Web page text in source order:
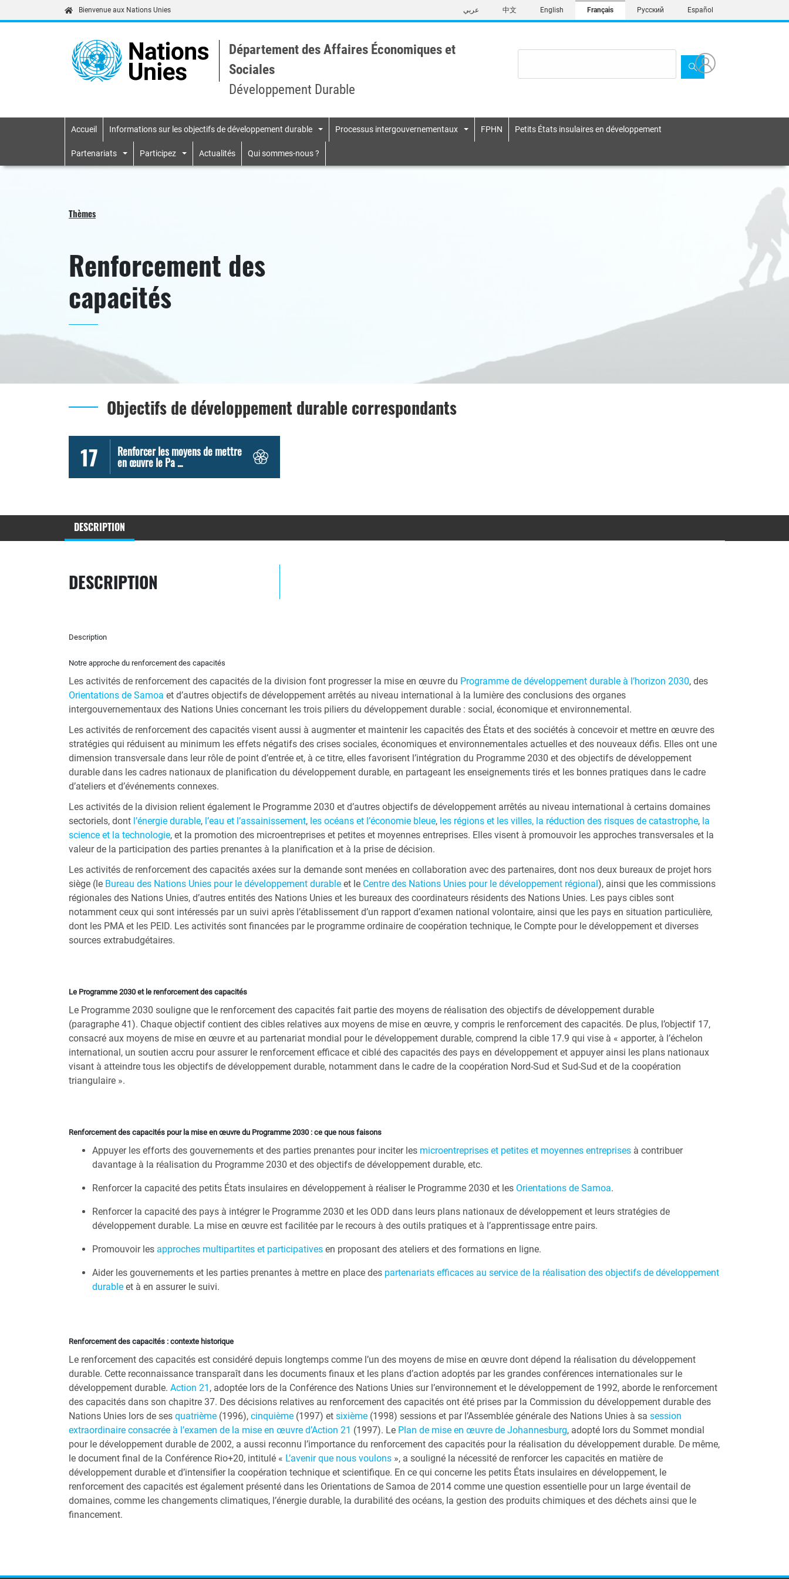
to
content
Bienvenue aux Nations Unies عربي 中文 English Français Русский Español
Département des Affaires Économiques et
Sociales
Développement Durable
Primary navigation
Accueil Informations sur les objectifs de développement durable Processus intergouvernementaux FPHN Petits États insulaires en développement
Partenariats Participez Actualités Qui sommes-nous ?
Thèmes
Renforcement des
capacités
Objectifs de développement durable correspondants
17 Renforcer les moyens de mettre
en œuvre le Pa ...
DESCRIPTION
DESCRIPTION
Description
Notre approche du renforcement des capacités
Les activités de renforcement des capacités de la division font progresser la mise en œuvre du Programme de développement durable à l’horizon 2030, des
Orientations de Samoa et d’autres objectifs de développement arrêtés au niveau international à la lumière des conclusions des organes
intergouvernementaux des Nations Unies concernant les trois piliers du développement durable : social, économique et environnemental.
Les activités de renforcement des capacités visent aussi à augmenter et maintenir les capacités des États et des sociétés à concevoir et mettre en œuvre des
stratégies qui réduisent au minimum les effets négatifs des crises sociales, économiques et environnementales actuelles et des nouveaux défis. Elles ont une
dimension transversale dans leur rôle de point d’entrée et, à ce titre, elles favorisent l’intégration du Programme 2030 et des objectifs de développement
durable dans les cadres nationaux de planification du développement durable, en partageant les enseignements tirés et les bonnes pratiques dans le cadre
d’ateliers et d’événements connexes.
Les activités de la division relient également le Programme 2030 et d’autres objectifs de développement arrêtés au niveau international à certains domaines
sectoriels, dont l’énergie durable, l’eau et l’assainissement, les océans et l’économie bleue, les régions et les villes, la réduction des risques de catastrophe, la
science et la technologie, et la promotion des microentreprises et petites et moyennes entreprises. Elles visent à promouvoir les approches transversales et la
valeur de la participation des parties prenantes à la planification et à la prise de décision.
Les activités de renforcement des capacités axées sur la demande sont menées en collaboration avec des partenaires, dont nos deux bureaux de projet hors
siège (le Bureau des Nations Unies pour le développement durable et le Centre des Nations Unies pour le développement régional), ainsi que les commissions
régionales des Nations Unies, d’autres entités des Nations Unies et les bureaux des coordinateurs résidents des Nations Unies. Les pays cibles sont
notamment ceux qui sont intéressés par un suivi après l’établissement d’un rapport d’examen national volontaire, ainsi que les pays en situation particulière,
dont les PMA et les PEID. Les activités sont financées par le programme ordinaire de coopération technique, le Compte pour le développement et diverses
sources extrabudgétaires.
Le Programme 2030 et le renforcement des capacités
Le Programme 2030 souligne que le renforcement des capacités fait partie des moyens de réalisation des objectifs de développement durable
(paragraphe 41). Chaque objectif contient des cibles relatives aux moyens de mise en œuvre, y compris le renforcement des capacités. De plus, l’objectif 17,
consacré aux moyens de mise en œuvre et au partenariat mondial pour le développement durable, comprend la cible 17.9 qui vise à « apporter, à l’échelon
international, un soutien accru pour assurer le renforcement efficace et ciblé des capacités des pays en développement et appuyer ainsi les plans nationaux
visant à atteindre tous les objectifs de développement durable, notamment dans le cadre de la coopération Nord-Sud et Sud-Sud et de la coopération
triangulaire ».
Renforcement des capacités pour la mise en œuvre du Programme 2030 : ce que nous faisons
Appuyer les efforts des gouvernements et des parties prenantes pour inciter les microentreprises et petites et moyennes entreprises à contribuer
davantage à la réalisation du Programme 2030 et des objectifs de développement durable, etc.
Renforcer la capacité des petits États insulaires en développement à réaliser le Programme 2030 et les Orientations de Samoa.
Renforcer la capacité des pays à intégrer le Programme 2030 et les ODD dans leurs plans nationaux de développement et leurs stratégies de
développement durable. La mise en œuvre est facilitée par le recours à des outils pratiques et à l’apprentissage entre pairs.
Promouvoir les approches multipartites et participatives en proposant des ateliers et des formations en ligne.
Aider les gouvernements et les parties prenantes à mettre en place des partenariats efficaces au service de la réalisation des objectifs de développement
durable et à en assurer le suivi.
Renforcement des capacités : contexte historique
Le renforcement des capacités est considéré depuis longtemps comme l’un des moyens de mise en œuvre dont dépend la réalisation du développement
durable. Cette reconnaissance transparaît dans les documents finaux et les plans d’action adoptés par les grandes conférences internationales sur le
développement durable. Action 21 , adoptée lors de la Conférence des Nations Unies sur l’environnement et le développement de 1992, aborde le renforcement
des capacités dans son chapitre 37. Des décisions relatives au renforcement des capacités ont été prises par la Commission du développement durable des
Nations Unies lors de ses quatrième (1996), cinquième (1997) et sixième (1998) sessions et par l’Assemblée générale des Nations Unies à sa session
extraordinaire consacrée à l’examen de la mise en œuvre d’Action 21 (1997). Le Plan de mise en œuvre de Johannesburg, adopté lors du Sommet mondial
pour le développement durable de 2002, a aussi reconnu l’importance du renforcement des capacités pour la réalisation du développement durable. De même,
le document final de la Conférence Rio+20, intitulé « L’avenir que nous voulons », a souligné la nécessité de renforcer les capacités en matière de
développement durable et d’intensifier la coopération technique et scientifique. En ce qui concerne les petits États insulaires en développement, le
renforcement des capacités est également présenté dans les Orientations de Samoa de 2014 comme une question essentielle pour un large éventail de
domaines, comme les changements climatiques, l’énergie durable, la durabilité des océans, la gestion des produits chimiques et des déchets ainsi que le
financement.